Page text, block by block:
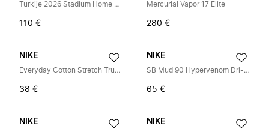
Turkije 2026 Stadium Home Jersey
110 €
Mercurial Vapor 17 Elite
280 €
NIKE
Everyday Cotton Stretch Trunk 3-Pack
38 €
NIKE
SB Mud 90 Hypervenom Dri-FIT Oversized Short Sleeve Shirt
65 €
NIKE NIKE